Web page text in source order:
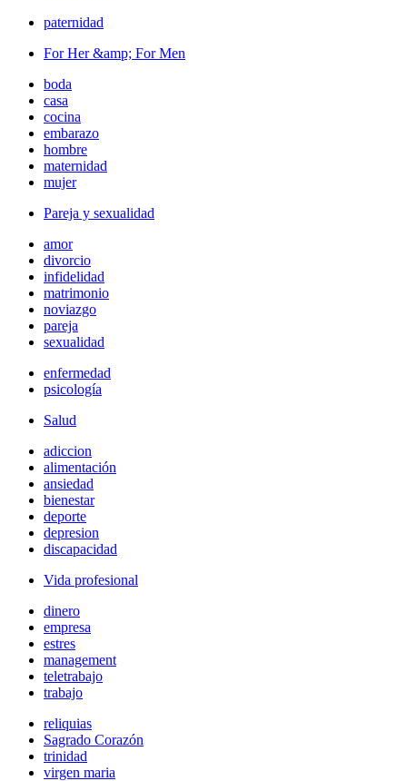
paternidad
For Her &amp; For Men
boda
casa
cocina
embarazo
hombre
maternidad
mujer
Pareja y sexualidad
amor
divorcio
infidelidad
matrimonio
noviazgo
pareja
sexualidad
enfermedad
psicología
Salud
adiccion
alimentación
ansiedad
bienestar
deporte
depresion
discapacidad
Vida profesional
dinero
empresa
estres
management
teletrabajo
trabajo
reliquias
Sagrado Corazón
trinidad
virgen maria